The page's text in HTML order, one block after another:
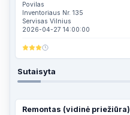
Povilas
Inventoriaus Nr. 135
Servisas Vilnius
2026-04-27 14:00:00
Sutaisyta
Remontas (vidinė priežiūra)